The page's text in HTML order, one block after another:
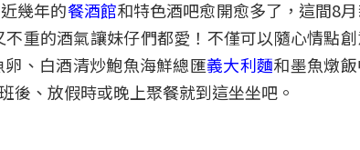
幾年的餐酒館和特色酒吧愈開愈多了，這間8
重的酒氣讓妹仔們都愛！不僅可以隨心情點
、白酒清炒鮑魚海鮮總匯義大利麵和墨魚燉
、放假時或晚上聚餐就到這坐坐吧。